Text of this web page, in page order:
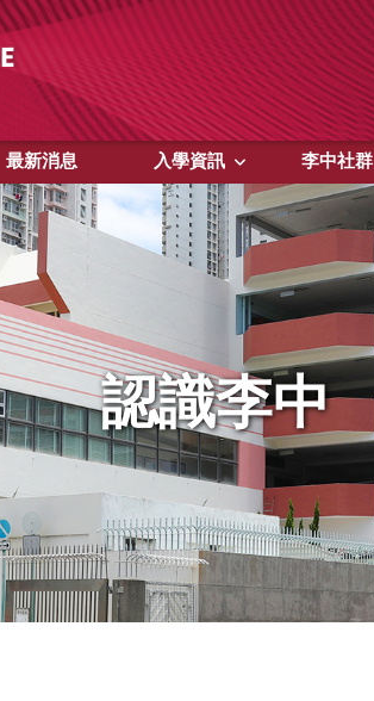
最新消息 入學資訊 李中社群
認識李中